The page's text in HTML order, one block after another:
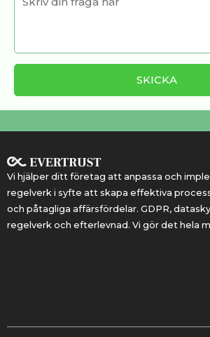
Vi hjälper ditt företag att anpassa och
regelverk i syfte att skapa effektiva
och påtagliga affärsfördelar. GDPR,
regelverk och efterlevnad. Vi gör det hela